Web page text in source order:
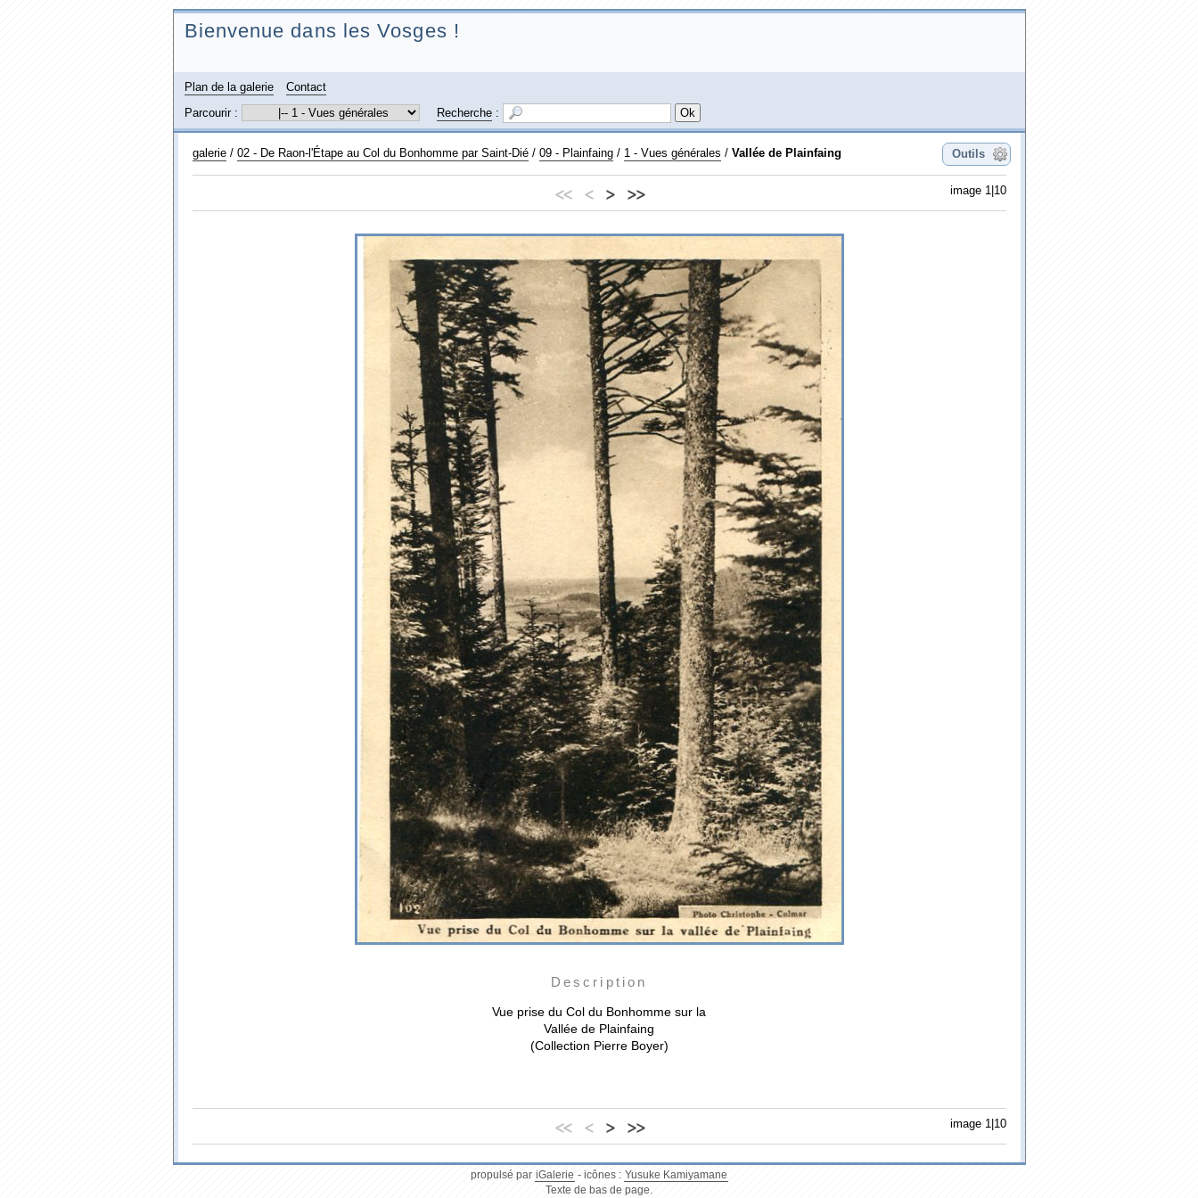
Bienvenue dans les Vosges !
Plan de la galerie
Contact
Parcourir :
Recherche:
Outils
galerie/ 02 - De Raon-l'Étape au Col du Bonhomme par Saint-Dié/ 09 - Plainfaing/ 1 - Vues générales / Vallée de Plainfaing
image 1|10
<< < > >>
Description
Vue prise du Col du Bonhomme sur la
Vallée de Plainfaing
(Collection Pierre Boyer)
image 1|10
<< < > >>
propulsé par iGalerie - icônes : Yusuke Kamiyamane
Texte de bas de page.